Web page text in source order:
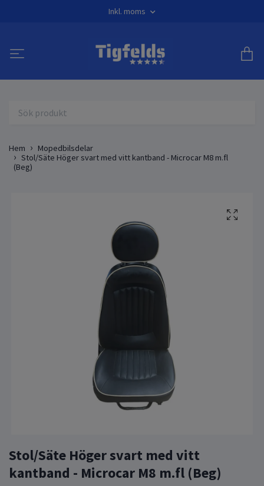
Inkl. moms
Hem
Mopedbilsdelar
Stol/Säte Höger svart med vitt kantband - Microcar M8 m.fl
(Beg)
Stol/Säte Höger svart med vitt
kantband - Microcar M8 m.fl (Beg)